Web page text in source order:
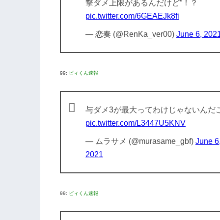
撃ダメ上限があるんだけど”！？
pic.twitter.com/6GEAEJk8fi
— 恋奏 (@RenKa_ver00) June 6,
99: ビィくん速報
与ダメ3が最大ってわけじゃないんだ
pic.twitter.com/L3447U5KNV
— ムラサメ (@murasame_gbf) June 6,
2021
99: ビィくん速報